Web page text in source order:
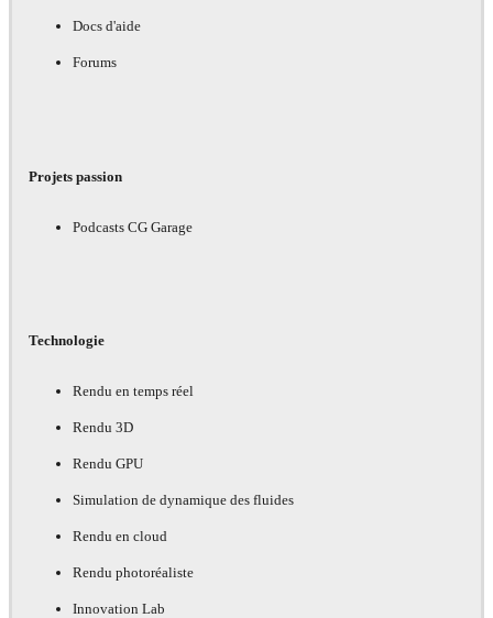
Docs d'aide
Forums
Projets passion
Podcasts CG Garage
Technologie
Rendu en temps réel
Rendu 3D
Rendu GPU
Simulation de dynamique des fluides
Rendu en cloud
Rendu photoréaliste
Innovation Lab